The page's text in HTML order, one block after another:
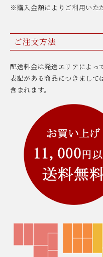
※購入金額によりご利用いた
ご注文方法
配送料金は発送エリアによっ
表記がある商品につきまし
含まれます。